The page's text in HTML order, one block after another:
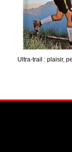
Ultra-trail : plaisir,